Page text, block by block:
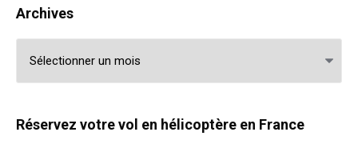
Archives
Réservez votre vol en hélicoptère en France